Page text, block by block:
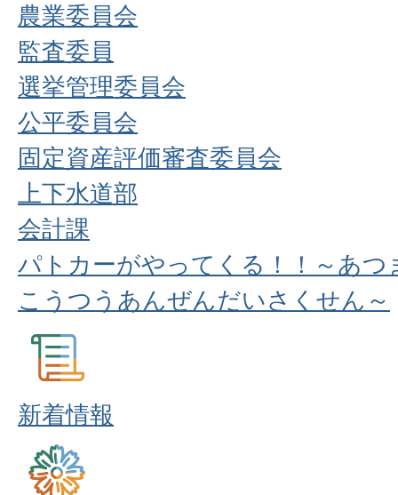
農業委員会
監査委員
選挙管理委員会
公平委員会
固定資産評価審査委員会
上下水道部
会計課
パトカーがやってくる！！～あ
こうつうあんぜんだいさくせん～
新着情報